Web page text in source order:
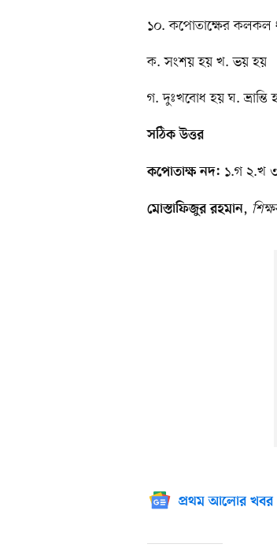
১০. কপোতাক্ষের কলকল
ক. সংশয় হয় খ. ভয় হয়
গ. দুঃখবোধ হয় ঘ. ভ্রান্তি
সঠিক উত্তর
কপোতাক্ষ নদ: ১.গ ২.খ
মোস্তাফিজুর রহমান,
প্রথম আলোর খবর